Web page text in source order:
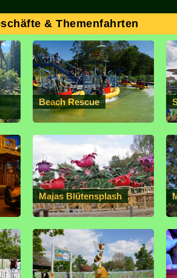
& Themenfahrten
Beach Rescue
Majas Blütensplash